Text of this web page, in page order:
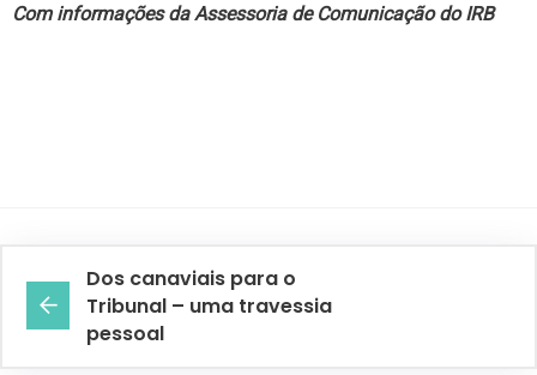
Com informações da Assessoria de Comunicação do IRB
Dos canaviais para o
Tribunal – uma travessia
pessoal